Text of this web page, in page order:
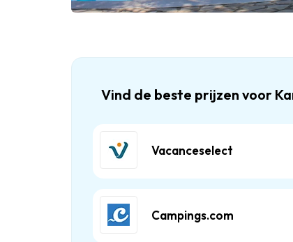
Vind de beste prijzen voor
Vacanceselect
Campings.com